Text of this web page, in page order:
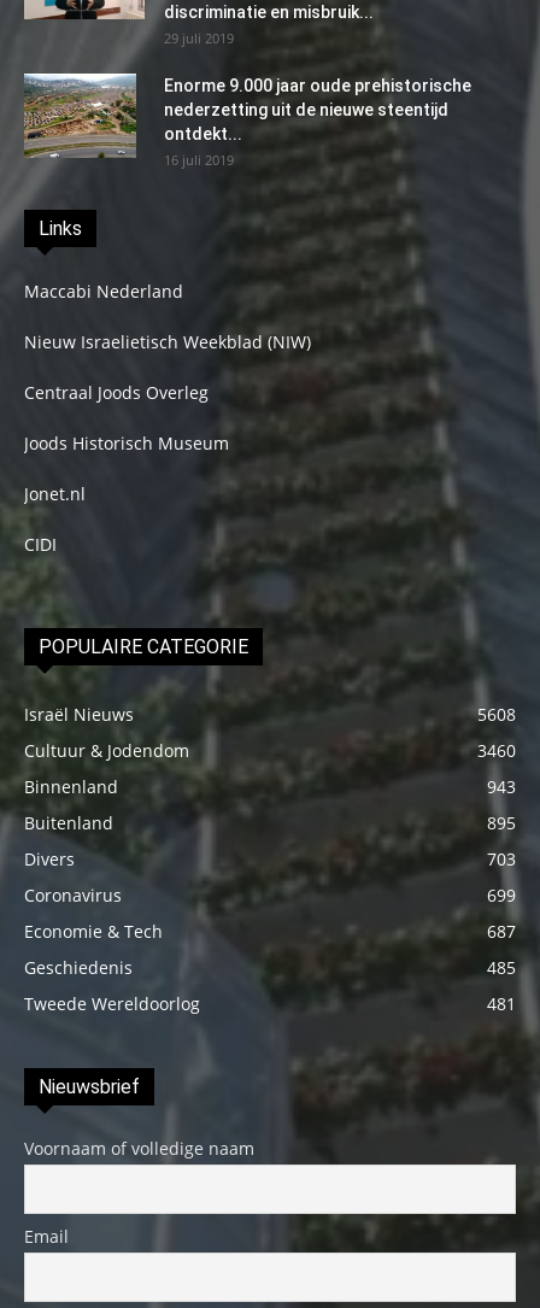
discriminatie en misbruik...
29 juli 2019
Enorme 9.000 jaar oude prehistorische
nederzetting uit de nieuwe steentijd
ontdekt...
16 juli 2019
Links
Maccabi Nederland
Nieuw Israelietisch Weekblad (NIW)
Centraal Joods Overleg
Joods Historisch Museum
Jonet.nl
CIDI
POPULAIRE CATEGORIE
Israël Nieuws
5608
Cultuur & Jodendom
3460
Binnenland
943
Buitenland
895
Divers
703
Coronavirus
699
Economie & Tech
687
Geschiedenis
485
Tweede Wereldoorlog
481
Nieuwsbrief
Voornaam of volledige naam
Email